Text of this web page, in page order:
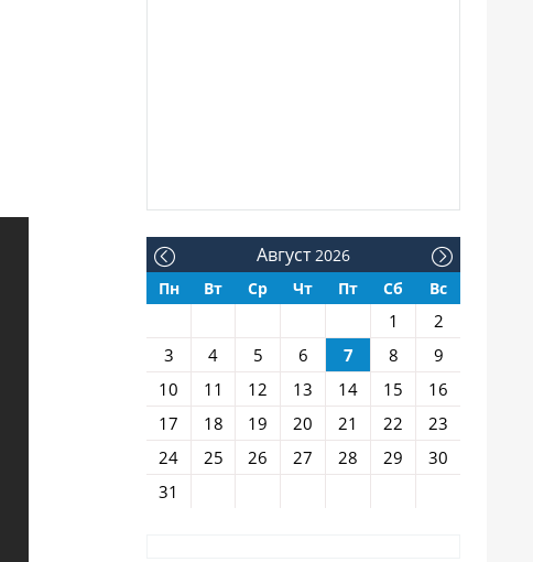
Август 2026
Пн
Вт Ср Чт Пт Сб Вс
1
2
3
4 5 6 7 8
9
10
11 12 13 14 15
16
17
18 19 20 21 22
23
24
25 26 27 28 29
30
31